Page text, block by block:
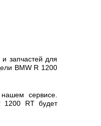
запчастей для
BMW R 1200
сервисе.
1200 RTбудет